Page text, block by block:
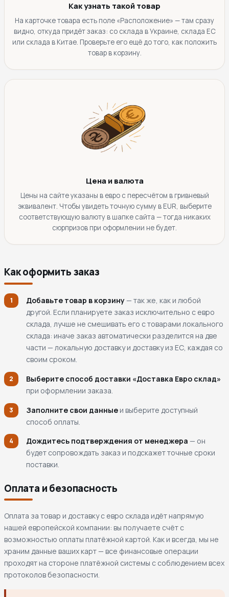
Как узнать такой товар
На карточке товара есть поле «Расположение» — там сразу
видно, откуда придёт заказ: со склада в Украине, склада ЕС
или склада в Китае. Проверьте его ещё до того, как положить
товар в корзину.
Цена и валюта
Цены на сайте указаны в евро с пересчётом в гривневый
эквивалент. Чтобы увидеть точную сумму в EUR, выберите
соответствующую валюту в шапке сайта — тогда никаких
сюрпризов при оформлении не будет.
Как оформить заказ
1 Добавьте товар в корзину — так же, как и любой
другой. Если планируете заказ исключительно с евро
склада, лучше не смешивать его с товарами локального
склада: иначе заказ автоматически разделится на две
части — локальную доставку и доставку из ЕС, каждая со
своим сроком.
2
Выберите способ доставки «Доставка Евро склад»
при оформлении заказа.
3 Заполните свои данные и выберите доступный
способ оплаты.
4 Дождитесь подтверждения от менеджера — он
будет сопровождать заказ и подскажет точные сроки
поставки.
Оплата и безопасность
Оплата за товар и доставку с евро склада идёт напрямую
нашей европейской компании: вы получаете счёт с
возможностью оплаты платёжной картой. Как и всегда, мы не
храним данные ваших карт — все финансовые операции
проходят на стороне платёжной системы с соблюдением всех
протоколов безопасности.